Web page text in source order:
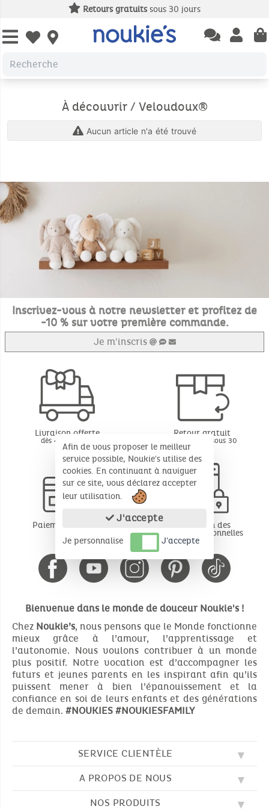
Retours gratuitssous 30 jours
Open wishlist Open
Open
À découvrir / Veloudoux®
Aucun article n'a été trouvé
Inscrivez-vous à notre newsletter et profitez de
-10 % sur votre première commande.
Je m'inscris
Livraison offerte
dès 49€ d'achat
Retour gratuit
BE - FR - LU sous 30
Paiement sécurisé Protection des
données personnelles
Bienvenue dans le monde de douceur Noukie's !
Chez Noukie’s, nous pensons que le Monde fonctionne
mieux grâce à l’amour, l’apprentissage et
l’autonomie. Nous voulons contribuer à un monde
plus positif. Notre vocation est d’accompagner les
futurs et jeunes parents en les inspirant afin qu’ils
puissent mener à bien l’épanouissement et la
confiance en soi de leurs enfants et des générations
de demain. #NOUKIES #NOUKIESFAMILY
SERVICE CLIENTÈLE
QUESTIONS FRÉQUENTES (FAQ)
A PROPOS DE NOUS
NOS VALEURS
NOS PRODUITS
Afin de vous proposer le meilleur
service possible, Noukie's utilise des
cookies. En continuant à naviguer
sur ce site, vous déclarez accepter
leur utilisation.
J'accepte
Je personnalise J'accepte